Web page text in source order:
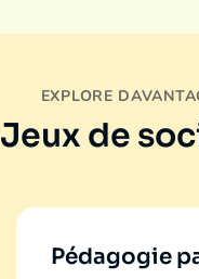
EXPLORE
Jeux de
Pédagogie